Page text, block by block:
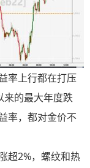
率上行都在打压
来的最大年度跌
率，都对金价不
超2%，螺纹和热